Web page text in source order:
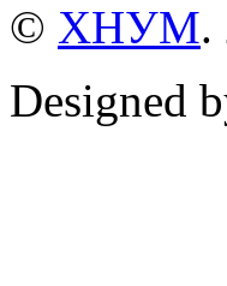
© ХНУМ.
Designed